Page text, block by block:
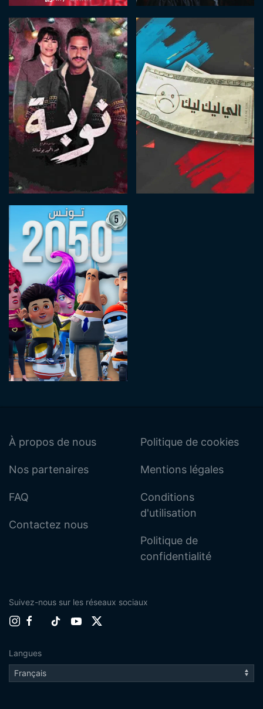
À propos de nous
Nos partenaires
FAQ
Contactez nous
Politique de cookies
Mentions légales
Conditions
d'utilisation
Politique de
confidentialité
Suivez-nous sur les réseaux sociaux
Langues